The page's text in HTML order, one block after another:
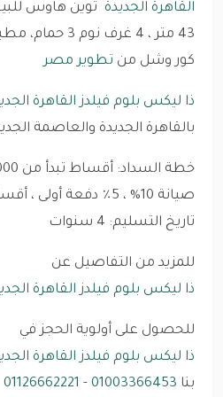
القاهرة الجديدة
43 متر ، 4 غرف
كور وشل من تطوير مصر
ذا ليكس بلوم فيلدز القاهرة
بالقاهرة الجديدة والعاصمة
تاريخ التسليم: 4 سنوات
للمزيد من التفاصيل عن
ذا ليكس بلوم فيلدز القاهرة
للحصول على أولوية الحجز في
ذا ليكس بلوم فيلدز القاهرة
بنا 01003366453
-
01126662221